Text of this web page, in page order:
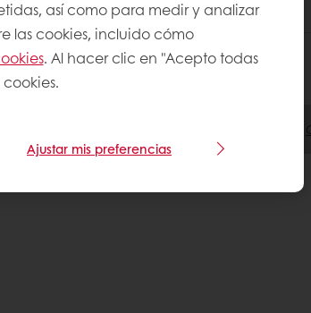
así como para medir y analizar
las cookies, incluido cómo
. Al hacer clic en "Acepto todas
Ajustar mis preferencias